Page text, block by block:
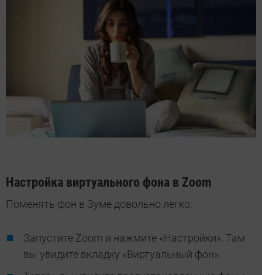
Настройка виртуального фона в Zoom
Поменять фон в Зуме довольно легко:
Запустите Zoom и нажмите «Настройки». Там
вы увидите вкладку «Виртуальный фон».